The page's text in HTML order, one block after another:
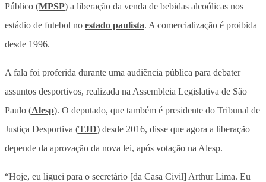
Público (MPSP) a liberação da venda de bebidas alcoólicas nos
estádio de futebol no estado paulista. A comercialização é proibida
desde 1996.
A fala foi proferida durante uma audiência pública para debater
assuntos desportivos, realizada na Assembleia Legislativa de São
Paulo (Alesp). O deputado, que também é presidente do Tribunal de
Justiça Desportiva (TJD) desde 2016, disse que agora a liberação
depende da aprovação da nova lei, após votação na Alesp.
“Hoje, eu liguei para o secretário [da Casa Civil] Arthur Lima. Eu